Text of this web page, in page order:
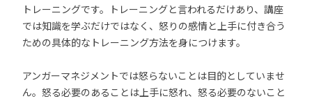
トレーニングです。トレーニングと言われるだけあり、講座
では知識を学ぶだけではなく、怒りの感情と上手に付き合う
ための具体的なトレーニング方法を身につけます。
アンガーマネジメントでは怒らないことは目的としていませ
ん。怒る必要のあることは上手に怒れ、怒る必要のないこと